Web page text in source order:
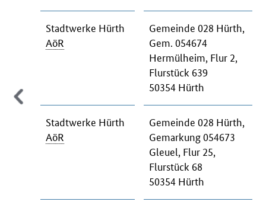
Stadtwerke Hürth
AöR
Gemeinde 028 Hürth,
Gem. 054674
Hermülheim, Flur 2,
Flurstück 639
50354 Hürth
Stadtwerke Hürth
AöR
Gemeinde 028 Hürth,
Gemarkung 054673
Gleuel, Flur 25,
Flurstück 68
50354 Hürth